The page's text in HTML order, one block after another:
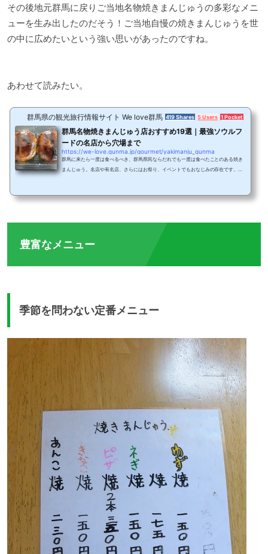
その後地元群馬に戻りご当地名物焼きまんじゅうの多彩なメニ
ューを生み出したのだそう！ご当地自慢の焼きまんじゅうを世
の中に広めたいという強い思いがあったのですね。
あわせて読みたい。
群馬県の観光旅行情報サイト We love群馬 419 Shares 5 Users 1 Pocket
群馬名物焼きまんじゅう店おすすめ19選｜最強ソウルフ
ードの名店から穴場まで
https://we-love.gunma.jp/gourmet/yakimanju_gunma
群馬に来たら一度は食べるべき、群馬県民ならだれでも一度は食べたことのある焼き
まんじゅう。名店や有名店、さらにはお祭り、イベントでもおなじみの存在です。そ
されている焼きまんじゅう。前橋や伊勢崎、太田、桐生、館林、沼田、高崎など、群
豊富なメニュー
季節を問わない定番メニュー